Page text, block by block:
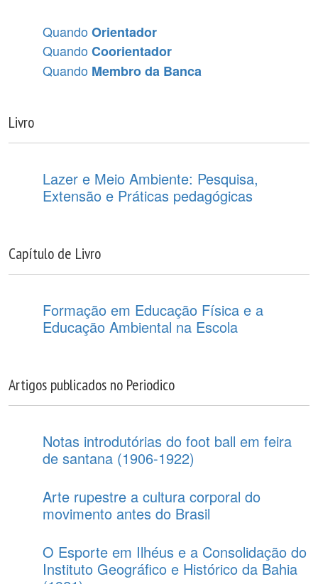
Quando Orientador
Quando Coorientador
Quando Membro da Banca
Livro
Lazer e Meio Ambiente: Pesquisa,
Extensão e Práticas pedagógicas
Capítulo de Livro
Formação em Educação Física e a
Educação Ambiental na Escola
Artigos publicados no Periodico
Notas introdutórias do foot ball em feira
de santana (1906-1922)
Arte rupestre a cultura corporal do
movimento antes do Brasil
O Esporte em Ilhéus e a Consolidação do
Instituto Geográfico e Histórico da Bahia